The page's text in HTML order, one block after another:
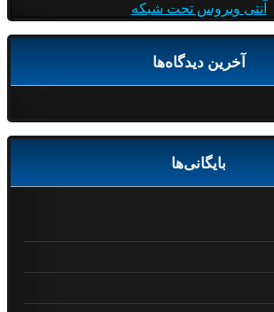
آنتی ویروس تحت شبکه
آخرین دیدگاه‌ها
بایگانی‌ها